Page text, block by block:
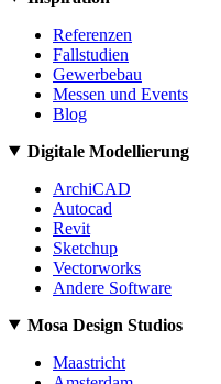
Referenzen
Fallstudien
Gewerbebau
Messen und Events
Blog
Digitale Modellierung
ArchiCAD
Autocad
Revit
Sketchup
Vectorworks
Andere Software
Mosa Design Studios
Maastricht